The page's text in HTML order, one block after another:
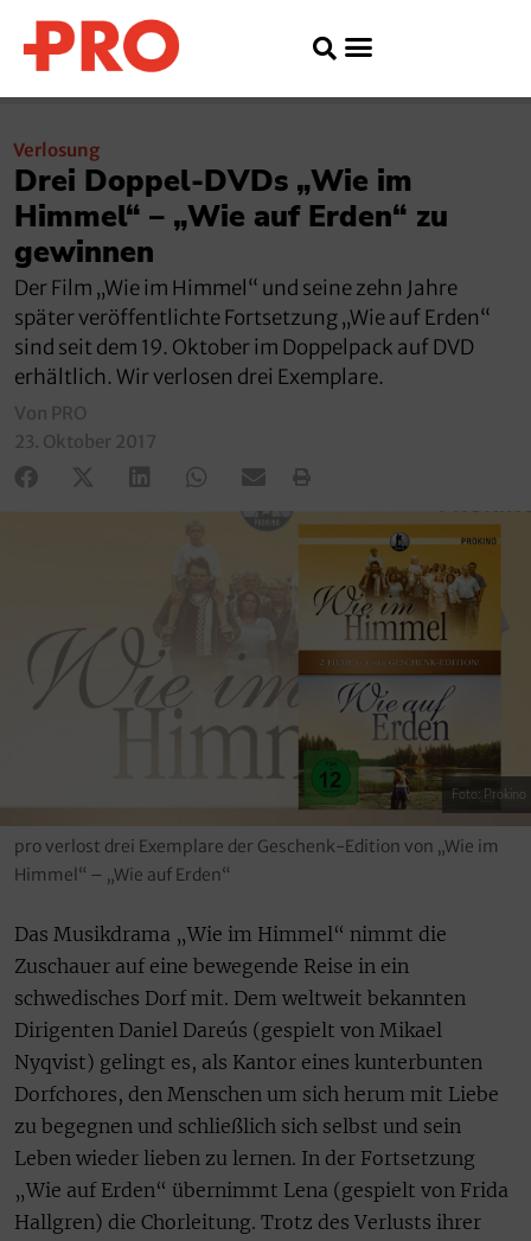
Verlosung
Drei Doppel-DVDs „Wie im
Himmel“ – „Wie auf Erden“ zu
gewinnen
Der Film „Wie im Himmel“ und seine zehn Jahre
später veröffentlichte Fortsetzung „Wie auf Erden“
sind seit dem 19. Oktober im Doppelpack auf DVD
erhältlich. Wir verlosen drei Exemplare.
Von PRO
23. Oktober 2017
Foto: Prokino
pro verlost drei Exemplare der Geschenk-Edition von „Wie im
Himmel“ – „Wie auf Erden“
Das Musikdrama „Wie im Himmel“ nimmt die
Zuschauer auf eine bewegende Reise in ein
schwedisches Dorf mit. Dem weltweit bekannten
Dirigenten Daniel Dareús (gespielt von Mikael
Nyqvist) gelingt es, als Kantor eines kunterbunten
Dorfchores, den Menschen um sich herum mit Liebe
zu begegnen und schließlich sich selbst und sein
Leben wieder lieben zu lernen. In der Fortsetzung
„Wie auf Erden“ übernimmt Lena (gespielt von Frida
Hallgren) die Chorleitung. Trotz des Verlusts ihrer